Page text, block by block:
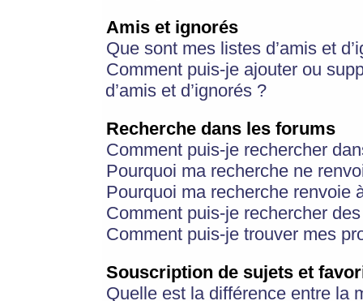
Amis et ignorés
Que sont mes listes d’amis et
Comment puis-je ajouter ou
d’amis et d’ignorés ?
Recherche dans les forums
Comment puis-je rechercher
Pourquoi ma recherche ne
Pourquoi ma recherche renvoie
Comment puis-je rechercher
Comment puis-je trouver mes
Souscription de sujets et
Quelle est la différence entre la